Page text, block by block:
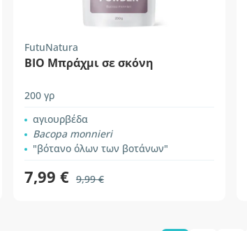
FutuNatura
BIO Μπράχμι σε σκόνη
200 γρ
αγιουρβέδα
Bacopa monnieri
"βότανο όλων των βοτάνων"
7,99 € 9,99 €